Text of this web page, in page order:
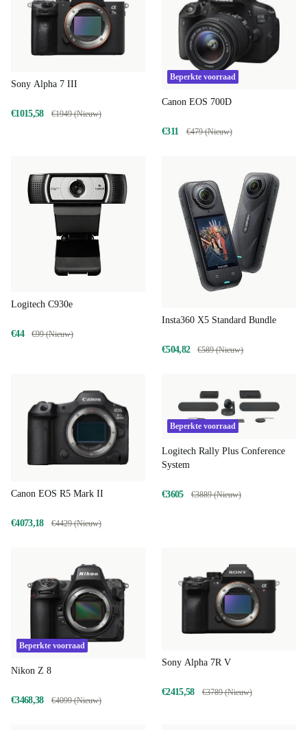
Sony Alpha 7 III
€1015,58 €1949 (Nieuw)
Beperkte voorraad
Canon EOS 700D
€311 €479 (Nieuw)
Logitech C930e
€44 €99 (Nieuw)
Insta360 X5 Standard Bundle
€504,82 €589 (Nieuw)
Canon EOS R5 Mark II
€4073,18 €4429 (Nieuw)
Beperkte voorraad
Logitech Rally Plus Conference
System
€3605 €3889 (Nieuw)
Beperkte voorraad
Nikon Z 8
€3468,38 €4099 (Nieuw)
Sony Alpha 7R V
€2415,58 €3789 (Nieuw)